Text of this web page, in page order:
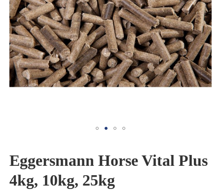
Anfang
der
Bildgalerie
Eggersmann Horse Vital Plus
4kg, 10kg, 25kg